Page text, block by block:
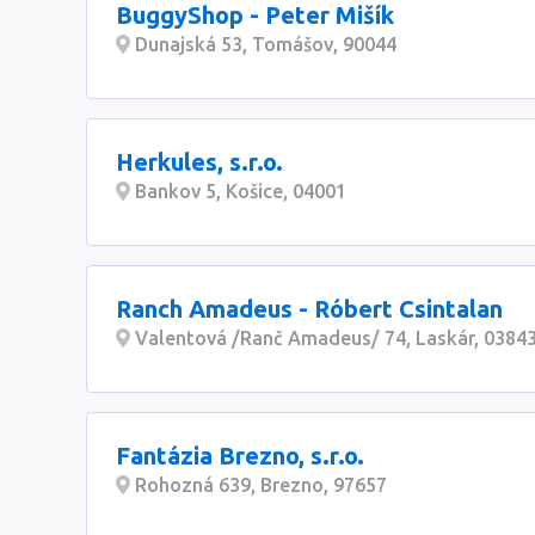
BuggyShop - Peter Mišík
Dunajská 53, Tomášov, 90044
Herkules, s.r.o.
Bankov 5, Košice, 04001
Ranch Amadeus - Róbert Csintalan
Valentová /Ranč Amadeus/ 74, Laskár,
Fantázia Brezno, s.r.o.
Rohozná 639, Brezno, 97657